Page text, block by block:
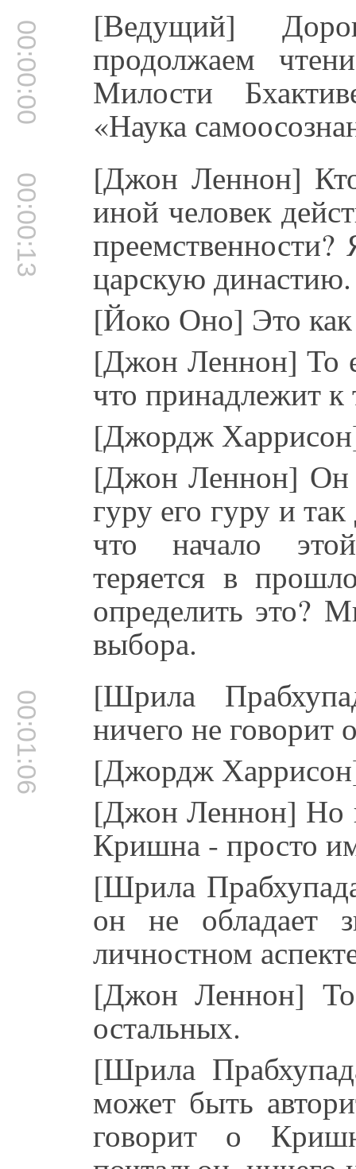
00:00:00 [Ведущий]
продолжаем
Милости
«Наука
00:00:13 [Джон Леннон]
иной человек
преемственности?
царскую династию.
[Йоко Оно] Это как
[Джон Леннон] То
что принадлежит к
[Джордж
[Джон Леннон] Он
гуру его гуру и
что начало
теряется в
определить это?
выбора.
00:01:06 [Шрила
ничего не
[Джордж
[Джон Леннон] Но
Кришна - просто
[Шрила
он не обладает
личностном
[Джон Леннон]
остальных.
[Шрила
может быть
говорит о